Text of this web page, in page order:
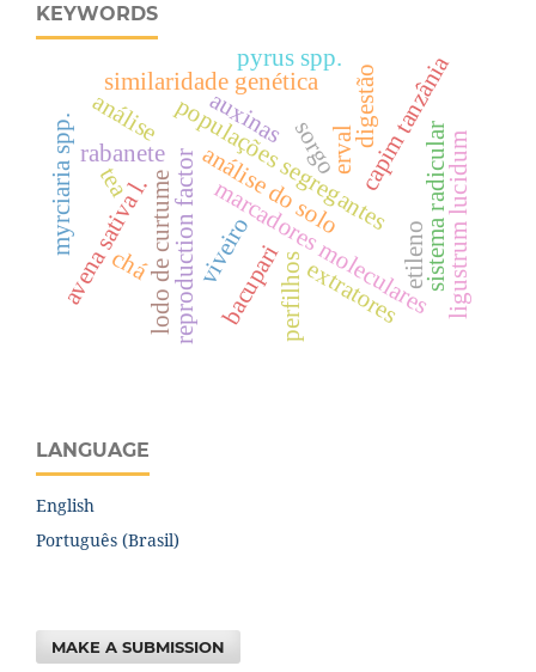
KEYWORDS
reproduction factoranálise do solo
populações segregantes
marcadores moleculares
similaridade genética
perfilhos
capim tanzânia
lodo de curtume
rabanete sorgo
extratores
avena sativa l. bacupari
viveiro
erval
etilenosistema radicular
auxinas
tea
chá
digestão
análise
myrciaria spp.
pyrus spp.
ligustrum lucidum
LANGUAGE
English
Português (Brasil)
MAKE A SUBMISSION